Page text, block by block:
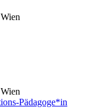
Pädagoge*in